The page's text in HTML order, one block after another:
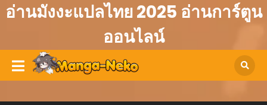
อ่านมังงะแปลไทย 2025 อ่านการ์ตูน
ออนไลน์